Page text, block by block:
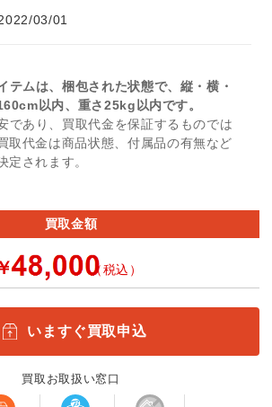
03/01
テムは、梱包された状態で、縦・横・
以内、重さ25kg以内です。
であり、買取代金を保証するものでは
取代金は商品状態、付属品の有無など
定されます。
買取金額
（税込）
いますぐ買取申込
買取お取扱い窓口